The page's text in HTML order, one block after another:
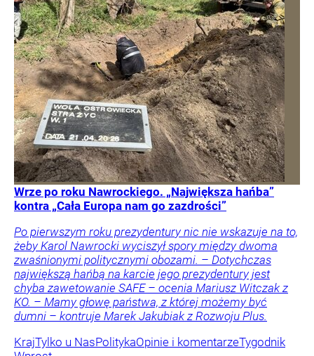
Wrze po roku Nawrockiego. „Największa hańba”
kontra „Cała Europa nam go zazdrości”
Po pierwszym roku prezydentury nic nie wskazuje na to,
żeby Karol Nawrocki wyciszył spory między dwoma
zwaśnionymi politycznymi obozami. – Dotychczas
największą hańbą na karcie jego prezydentury jest
chyba zawetowanie SAFE – ocenia Mariusz Witczak z
KO. – Mamy głowę państwa, z której możemy być
dumni – kontruje Marek Jakubiak z Rozwoju Plus.
KrajTylko u NasPolitykaOpinie i komentarzeTygodnik